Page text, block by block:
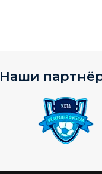
Наши